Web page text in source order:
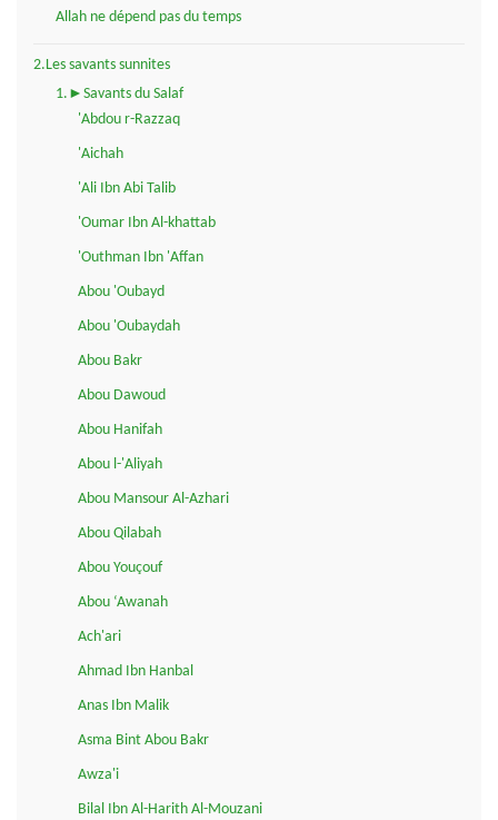
Allah ne dépend pas du temps
2.Les savants sunnites
1.►Savants du Salaf
'Abdou r-Razzaq
'Aichah
'Ali Ibn Abi Talib
'Oumar Ibn Al-khattab
'Outhman Ibn 'Affan
Abou 'Oubayd
Abou 'Oubaydah
Abou Bakr
Abou Dawoud
Abou Hanifah
Abou l-'Aliyah
Abou Mansour Al-Azhari
Abou Qilabah
Abou Youçouf
Abou ‘Awanah
Ach'ari
Ahmad Ibn Hanbal
Anas Ibn Malik
Asma Bint Abou Bakr
Awza'i
Bilal Ibn Al-Harith Al-Mouzani